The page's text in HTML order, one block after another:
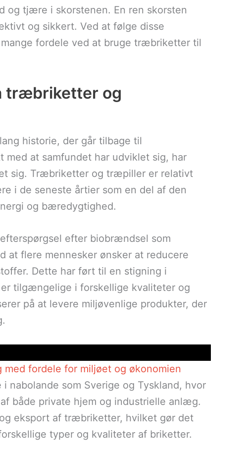
og tjære i skorstenen. En ren skorsten
og sikkert. Ved at følge disse
fordele ved at bruge træbriketter til
træbriketter og
historie, der går tilbage til
med at samfundet har udviklet sig, har
sig. Træbriketter og træpiller er relativt
i de seneste årtier som en del af den
og bæredygtighed.
efter biobrændsel som
flere mennesker ønsker at reducere
Dette har ført til en stigning i
tilgængelige i forskellige kvaliteter og
på at levere miljøvenlige produkter, der
fordele for miljøet og økonomien
som Sverige og Tyskland, hvor
både private hjem og industrielle anlæg.
eksport af træbriketter, hvilket gør det
typer og kvaliteter af briketter.